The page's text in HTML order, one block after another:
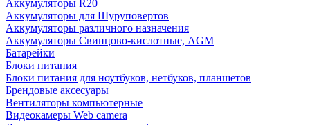
Аккумуляторы R20
Аккумуляторы для Шуруповертов
Аккумуляторы различного назначения
Аккумуляторы Свинцово-кислотные, AGM
Батарейки
Блоки питания
Блоки питания для ноутбуков, нетбуков, планшетов
Брендовые аксесуары
Вентиляторы компьютерные
Видеокамеры Web camera